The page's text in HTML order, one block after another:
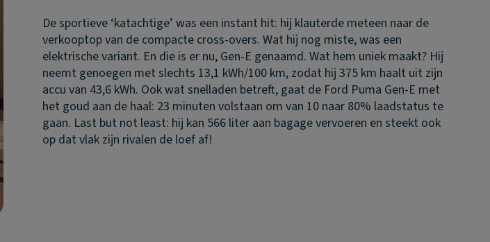
De sportieve ‘katachtige’ was een instant hit: hij klauterde meteen naar de
verkooptop van de compacte cross-overs. Wat hij nog miste, was een
elektrische variant. En die is er nu, Gen-E genaamd. Wat hem uniek maakt? Hij
neemt genoegen met slechts 13,1 kWh/100 km, zodat hij 375 km haalt uit zijn
accu van 43,6 kWh. Ook wat snelladen betreft, gaat de Ford Puma Gen-E met
het goud aan de haal: 23 minuten volstaan om van 10 naar 80% laadstatus te
gaan. Last but not least: hij kan 566 liter aan bagage vervoeren en steekt ook
op dat vlak zijn rivalen de loef af!